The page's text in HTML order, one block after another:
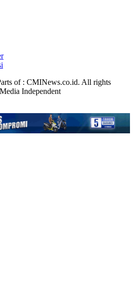
of : CMINews.co.id. All rights
Independent